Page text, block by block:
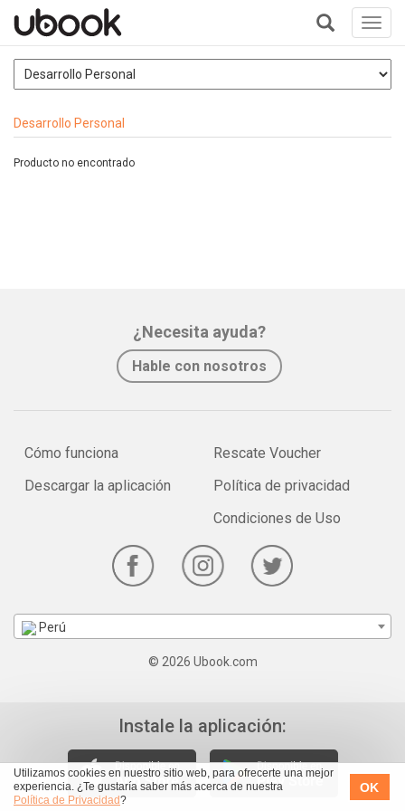
Utilizamos cookies en nuestro sitio web, para ofrecerte una mejor
experiencia. ¿Te gustaría saber más acerca de nuestra
Política de Privacidad?
OK
+
Desarrollo Personal
Producto no encontrado
¿Necesita ayuda?
Hable con nosotros
Cómo funciona
Descargar la aplicación
Rescate Voucher
Política de privacidad
Condiciones de Uso
Perú
© 2026 Ubook.com
Instale la aplicación: